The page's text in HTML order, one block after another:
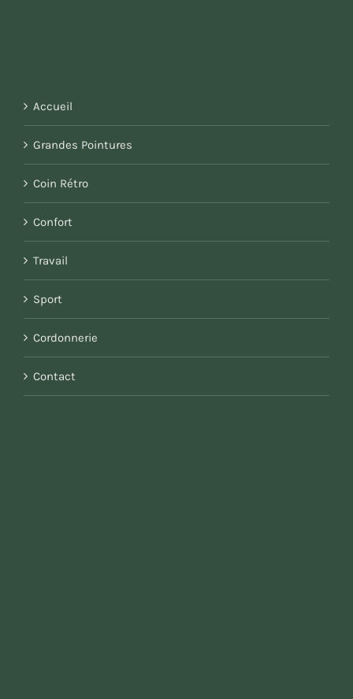
Accueil
Grandes Pointures
Coin Rétro
Confort
Travail
Sport
Cordonnerie
Contact